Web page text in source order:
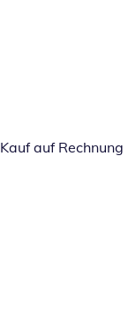
Kauf auf Rechnung